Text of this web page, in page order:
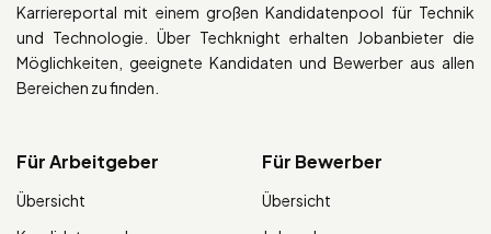
Karriereportal mit einem großen Kandidatenpool für Technik
und Technologie. Über Techknight erhalten Jobanbieter die
Möglichkeiten, geeignete Kandidaten und Bewerber aus allen
Bereichen zu finden.
Für Arbeitgeber
Übersicht
Für Bewerber
Übersicht